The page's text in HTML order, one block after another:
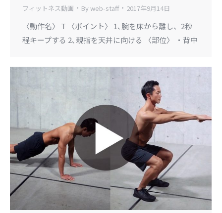
フィットネス動画 Byweb-staff 2017年9月14日
〈動作名〉 T 〈ポイント〉 1､腕を床から離し、2秒
程キープする 2､親指を天井に向ける 〈部位〉 ・背中